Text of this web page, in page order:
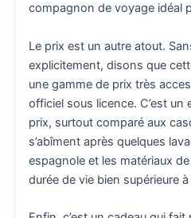
compagnon de voyage idéal
Le prix est un autre atout.
explicitement, disons que
une gamme de prix très
officiel sous licence. C’est
prix, surtout comparé aux
s’abîment après quelques
espagnole et les matériaux
durée de vie bien supérieure